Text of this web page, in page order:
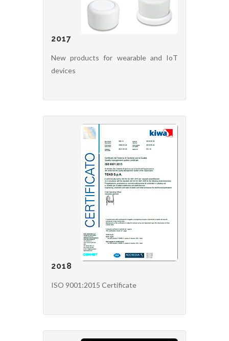
2017
New products for wearable and IoT
devices
2018
ISO 9001:2015 Certificate